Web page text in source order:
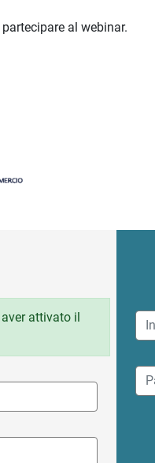
al webinar.
attivato il